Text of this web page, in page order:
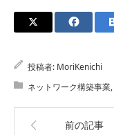
投稿者: MoriKenichi
ネットワーク構築事業,
前の記事